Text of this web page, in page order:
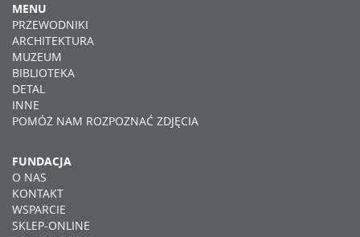
MENU
PRZEWODNIKI
ARCHITEKTURA
MUZEUM
BIBLIOTEKA
DETAL
INNE
POMÓŻ NAM ROZPOZNAĆ ZDJĘCIA
FUNDACJA
O NAS
KONTAKT
WSPARCIE
SKLEP-ONLINE